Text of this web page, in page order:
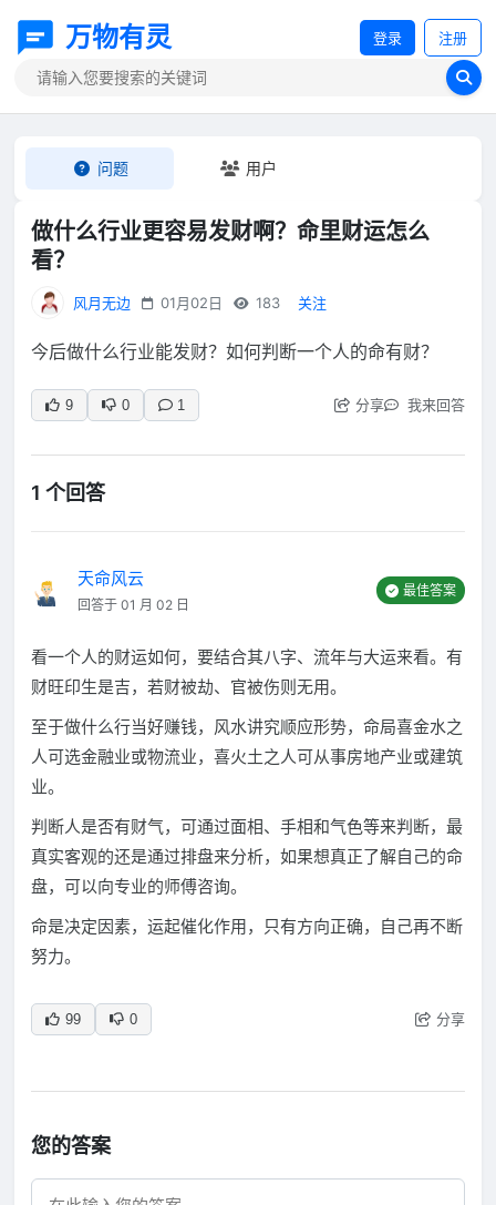
万物有灵 登录 注册
问题 用户
做什么行业更容易发财啊？命里财运怎么
看？
风月无边 01月02日 183 关注
今后做什么行业能发财？如何判断一个人的命有财？
9 0 1 分享 我来回答
1 个回答
天命风云
回答于 01 月 02 日
最佳答案
看一个人的财运如何，要结合其八字、流年与大运来看。有
财旺印生是吉，若财被劫、官被伤则无用。
至于做什么行当好赚钱，风水讲究顺应形势，命局喜金水之
人可选金融业或物流业，喜火土之人可从事房地产业或建筑
业。
判断人是否有财气，可通过面相、手相和气色等来判断，最
真实客观的还是通过排盘来分析，如果想真正了解自己的命
盘，可以向专业的师傅咨询。
命是决定因素，运起催化作用，只有方向正确，自己再不断
努力。
99 0 分享
您的答案